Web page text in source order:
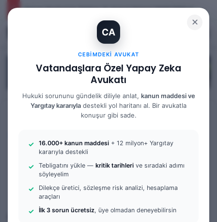
✕
CA
CEBIMDEKI AVUKAT
Vatandaşlara Özel Yapay Zeka
Avukatı
Hukuki sorununu gündelik diliyle anlat, kanun maddesi ve
Yargıtay kararıyla destekli yol haritanı al. Bir avukatla
konuşur gibi sade.
16.000+ kanun maddesi + 12 milyon+ Yargıtay
kararıyla destekli
Tebligatını yükle — kritik tarihleri ve sıradaki adımı
söyleyelim
Dilekçe üretici, sözleşme risk analizi, hesaplama
araçları
İlk 3 sorun ücretsiz, üye olmadan deneyebilirsin
Yargıtay Kararı İncelemesi ve Tanık Beyanları: 9. Hukuk Dairesi 2025/7089 K.
Bilgi Bankası/ Yargıtay Kararları
Yargıtay Kararı İncelemesi:
8. Ceza Dairesi 2025/11077 K.
Av. Gökhan Yağmur
o
i
Bu yazıda yargıtay kararı i̇ncelemesi konusuna ilişkin bir